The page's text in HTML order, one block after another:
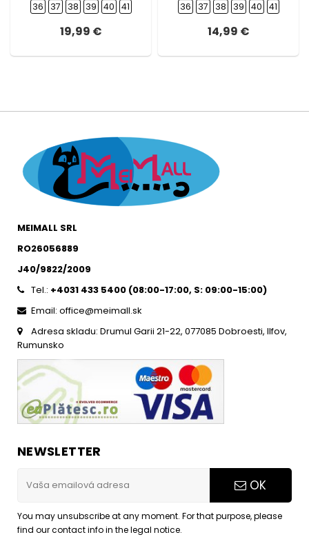
36 37 38 39 40 41
19,99 €
36 37 38 39 40 41
14,99 €
MEIMALL SRL
RO26056889
J40/9822/2009
Tel.: +4031 433 5400 (08:00-17:00, S: 09:00-15:00)
Email: office@meimall.sk
Adresa skladu: Drumul Garii 21-22, 077085 Dobroesti, Ilfov,
Rumunsko
NEWSLETTER
OK
You may unsubscribe at any moment. For that purpose, please
find our contact info in the legal notice.